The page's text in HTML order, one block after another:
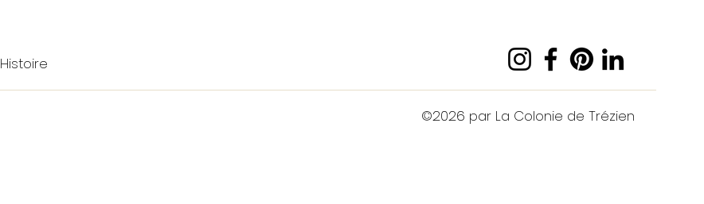
Histoire
©2026 par La Colonie de Trézien